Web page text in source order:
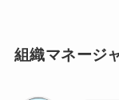
組織マネージ